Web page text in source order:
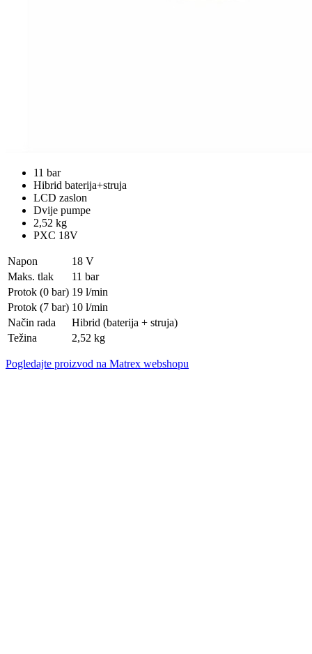
11 bar
Hibrid baterija+struja
LCD zaslon
Dvije pumpe
2,52 kg
PXC 18V
Napon
18 V
Maks. tlak
11 bar
Protok (0 bar) 19 l/min
Protok (7 bar) 10 l/min
Način rada
Hibrid (baterija + struja)
Težina
2,52 kg
Pogledajte proizvod na Matrex webshopu